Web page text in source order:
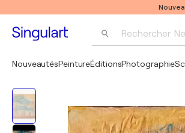
Rechercher
NouveautésPeintureÉditionsPhotographie